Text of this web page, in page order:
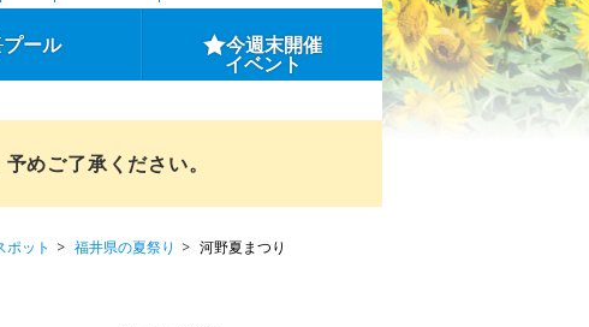
プール 今週末開催
イベント
めご了承ください。
ポット 福井県の夏祭り 河野夏まつり